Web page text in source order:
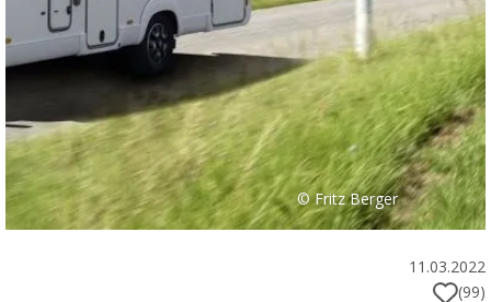
© Fritz Berger
11.03.2022
(99)